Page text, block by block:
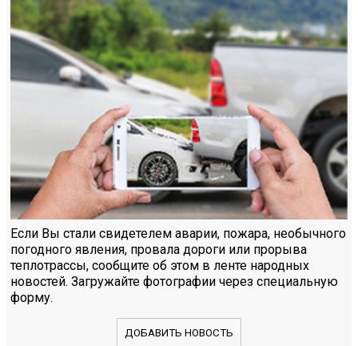
Если Вы стали свидетелем аварии, пожара, необычного
погодного явления, провала дороги или прорыва
теплотрассы, сообщите об этом в ленте народных
новостей. Загружайте фотографии через специальную
форму.
ДОБАВИТЬ НОВОСТЬ